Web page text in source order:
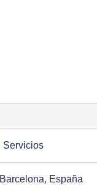
Servicios
Barcelona, España